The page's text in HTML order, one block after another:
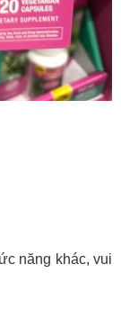
năng khác, vui